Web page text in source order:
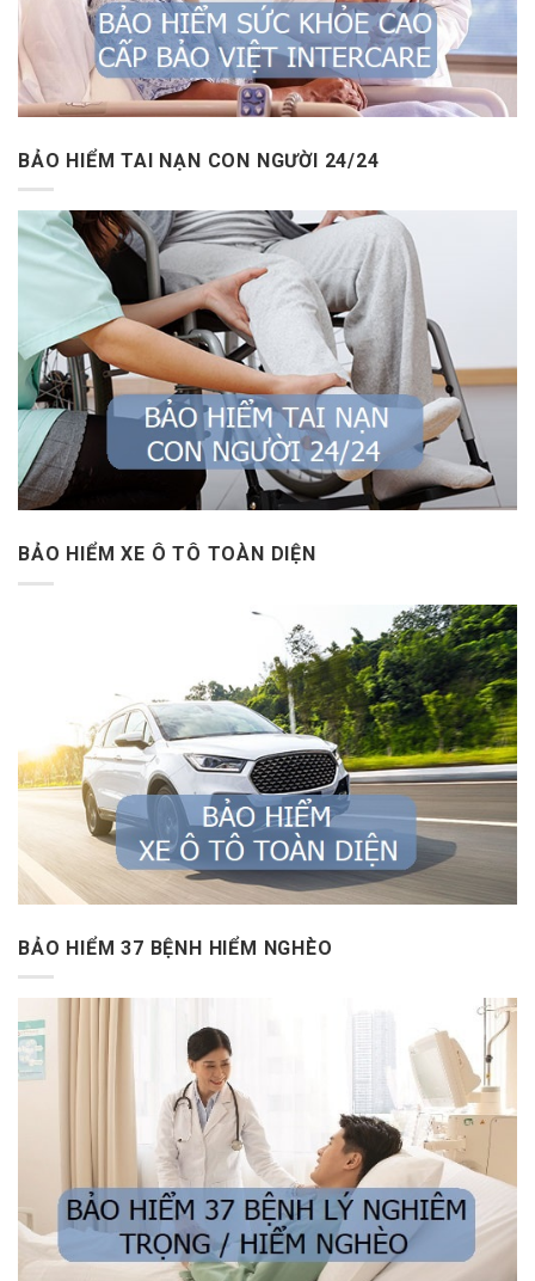
BẢO HIỂM TAI NẠN CON NGƯỜI 24/24
BẢO HIỂM XE Ô TÔ TOÀN DIỆN
BẢO HIỂM 37 BỆNH HIỂM NGHÈO